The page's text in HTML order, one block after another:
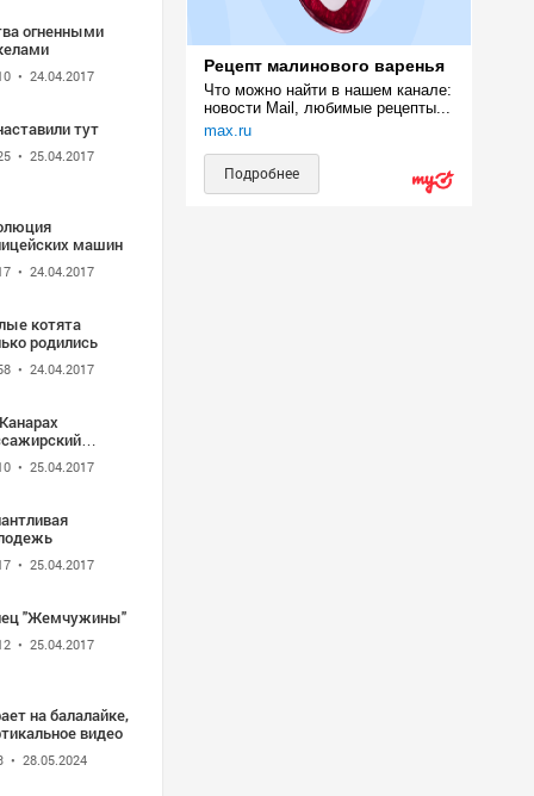
огненными
• 24.04.2017
тут
• 25.04.2017
машин
• 24.04.2017
котята
родились
• 24.04.2017
врезался в
• 25.04.2017
• 25.04.2017
"Жемчужины"
• 25.04.2017
на балалайке,
видео
• 28.05.2024
Рецепт малинового варенья
Что можно найти в нашем канале:
новости Mail, любимые рецепты...
max.ru
Подробнее